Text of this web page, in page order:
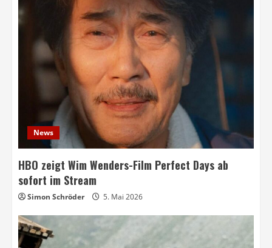
News
HBO zeigt Wim Wenders-Film Perfect Days ab
sofort im Stream
Simon Schröder 5. Mai 2026